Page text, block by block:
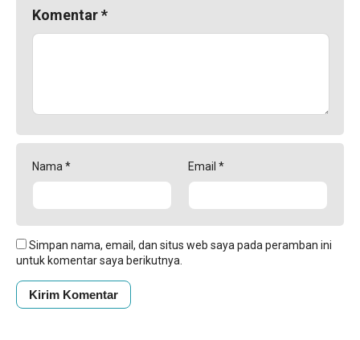
Komentar*
Nama * Email *
Simpan nama, email, dan situs web saya pada peramban ini
untuk komentar saya berikutnya.